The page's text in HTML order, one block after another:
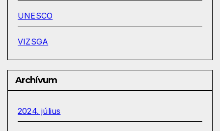
UNESCO
VIZSGA
Archívum
2024. július